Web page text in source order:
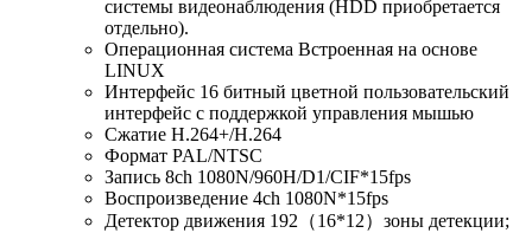
системы видеонаблюдения (HDD приобретается
отдельно).
Операционная система Встроенная на основе
LINUX
Интерфейс 16 битный цветной пользовательский
интерфейс с поддержкой управления мышью
Сжатие H.264+/H.264
Формат PAL/NTSC
Запись 8ch 1080N/960H/D1/CIF*15fps
Воспроизведение 4ch 1080N*15fps
Детектор движения 192（16*12）зоны детекции;